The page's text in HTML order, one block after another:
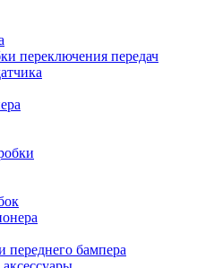
переключения передач
переднего бампера